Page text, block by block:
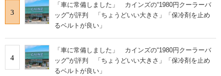
3
「車に常備しました」 カインズの“1980円クーラーバ
ッグ”が評判 「ちょうどいい大きさ」「保冷剤を止め
るベルトが良い」
4
「車に常備しました」 カインズの“1980円クーラーバ
ッグ”が評判 「ちょうどいい大きさ」「保冷剤を止め
るベルトが良い」